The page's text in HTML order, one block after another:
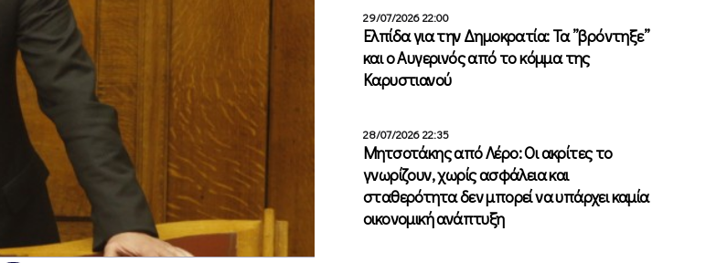
29/07/2026 22:00
Ελπίδα για την Δημοκρατία: Τα ”βρόντηξε”
και ο Αυγερινός από το κόμμα της
Καρυστιανού
28/07/2026 22:35
Μητσοτάκης από Λέρο: Οι ακρίτες το
γνωρίζουν, χωρίς ασφάλεια και
σταθερότητα δεν μπορεί να υπάρχει καμία
οικονομική ανάπτυξη